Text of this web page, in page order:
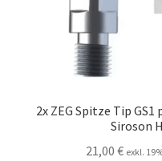
2x ZEG Spitze Tip
Siroson
21,00 € exkl.